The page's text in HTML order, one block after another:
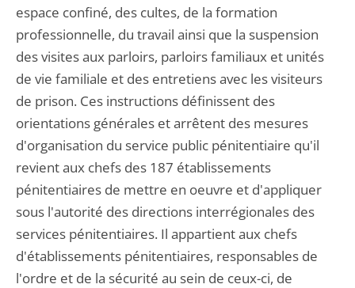
espace confiné, des cultes, de la formation
professionnelle, du travail ainsi que la suspension
des visites aux parloirs, parloirs familiaux et unités
de vie familiale et des entretiens avec les visiteurs
de prison. Ces instructions définissent des
orientations générales et arrêtent des mesures
d'organisation du service public pénitentiaire qu'il
revient aux chefs des 187 établissements
pénitentiaires de mettre en oeuvre et d'appliquer
sous l'autorité des directions interrégionales des
services pénitentiaires. Il appartient aux chefs
d'établissements pénitentiaires, responsables de
l'ordre et de la sécurité au sein de ceux-ci, de